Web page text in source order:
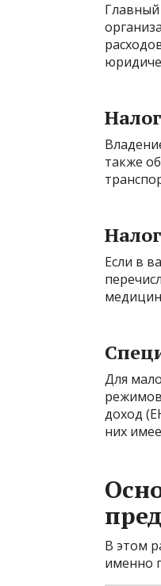
также
Если в
Для
доход
них
В этом
именно